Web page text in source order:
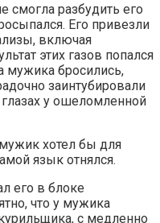
смогла разбудить его
Его привезли
включая
этих газов попался
мужика бросились,
заинтубировали
у ошеломленной
хотел бы для
язык отнялся.
его в блоке
что у мужика
с медленно